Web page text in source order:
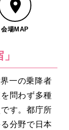
会場MAP
一の乗降者
問わず多種
す。都庁所
分野で日本